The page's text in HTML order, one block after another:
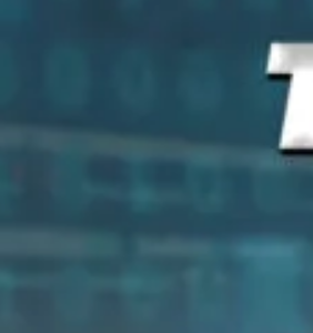
» du 31/12/2024